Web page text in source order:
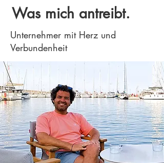
Was mich antreibt.
Unternehmer mit Herz und
Verbundenheit